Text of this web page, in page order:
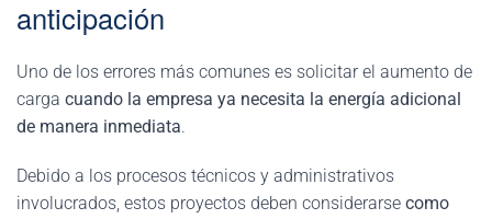
anticipación
Uno de los errores más comunes es solicitar el aumento de
carga cuando la empresa ya necesita la energía adicional
de manera inmediata.
Debido a los procesos técnicos y administrativos
involucrados, estos proyectos deben considerarse como